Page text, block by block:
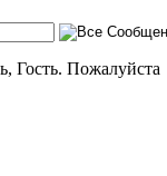
Гость. Пожалуйста